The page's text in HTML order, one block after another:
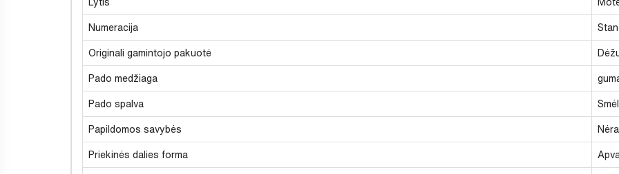
Numeracija
Originali gamintojo pakuotė
Pado medžiaga
Pado spalva
Papildomos savybės Nėra
Priekinės dalies forma